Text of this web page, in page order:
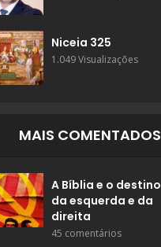
Niceia 325
1.049 Visualizações
MAIS COMENTADOS
A Bíblia e o destino
da esquerda e da
direita
45 comentários